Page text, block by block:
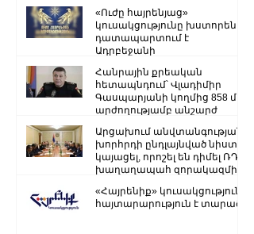
«Ուժը հայրենյաց»
կուսակցությունը խստորեն
դատապարտում է
Ադրբեջանի
ղեկավարության.
Հանրային քրեական
հետապնդում՝ Վլադիմիր
Գասպարյանի կողմից 858 մլն
արժողությամբ անշարժ
Արցախում անվտանգության
խորհրդի ընդլայնված նիստ է
կայացել, որոշել են դիմել ՌԴ
խաղաղապահ զորակազմի ...
«Հայրենիք» կուսակցությունը
հայտարարություն է տարածել